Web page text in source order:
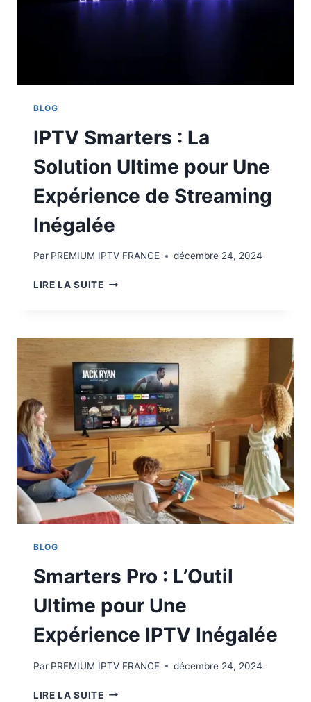
BLOG
IPTV Smarters : La
Solution Ultime pour Une
Expérience de Streaming
Inégalée
Par PREMIUM IPTV FRANCE décembre 24, 2024
LIRE LA SUITE
BLOG
Smarters Pro : L’Outil
Ultime pour Une
Expérience IPTV Inégalée
Par PREMIUM IPTV FRANCE décembre 24, 2024
LIRE LA SUITE